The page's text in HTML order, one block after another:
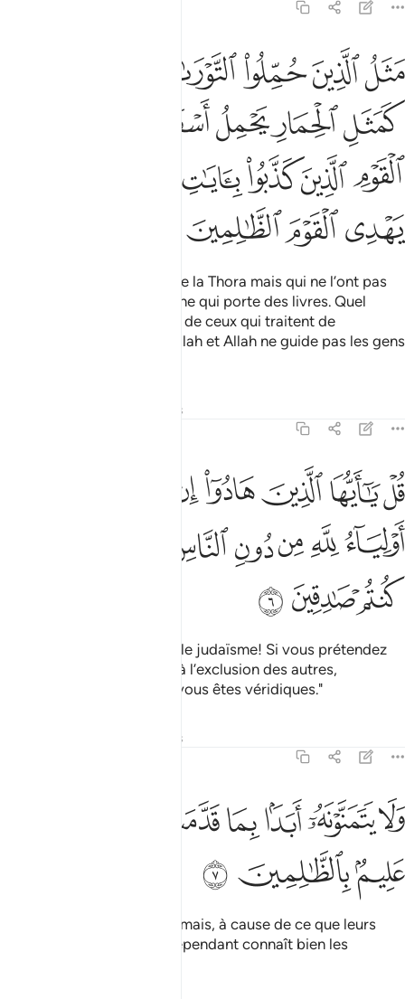
مثل الذين حملوا التوراة ثم لم يحملوها كمثل الحمار يحمل اسفارا بيس
مَثَلُ ٱلَّذِينَ حُمِّلُوا۟ ٱلتَّوْرَىٰةَ ثُمَّ لَمْ يَحْمِلُوهَا كَمَثَلِ ٱلْحِمَارِ
ﱺﱻﱼﱽ
ﲁﲂﲃﲄﲅ
ﲈﲉﲊﲋ
ﲐﲑﲒ
Ceux qui ont été chargés de la Thora mais qui ne l’ont pas
appliquée sont pareils à l’âne qui porte des livres. Quel
mauvais exemple que celui de ceux qui traitent de
mensonges les versets d’Allah et Allah ne guide pas les gens
Réflexions
قل يا ايها الذين هادوا ان زعمتم انكم اولياء لله من دون الناس فتمنوا
قُلْ يَـٰٓأَيُّهَا ٱلَّذِينَ هَادُوٓا۟ إِن زَعَمْتُمْ أَنَّكُمْ أَوْلِيَآءُ لِلَّهِ مِن دُونِ ٱلنَّاسِ
ﲔﲕﲖﲗﲘ
ﲛﲜﲝﲞﲟ
ﲣﲤﲥ
Dis : "Ô vous qui pratiquez le judaïsme! Si vous prétendez
être les bien aimés d’Allah à l’exclusion des autres,
souhaitez donc la mort, si vous êtes véridiques."
Réflexions
ولا يتمنونه ابدا بما قدمت ايديهم والله عليم بالظالمين ٧
وَلَا يَتَمَنَّوْنَهُۥٓ أَبَدًۢا بِمَا قَدَّمَتْ أَيْدِيهِمْ ۚ وَٱللَّهُ عَلِيمٌۢ بِٱلظَّـٰلِمِينَ ٧
ﲦﲧﲨﲩﲪ
ﲮﲯ ﲰ
Or, ils ne la souhaiteront jamais, à cause de ce que leurs
mains ont préparé. Allah cependant connaît bien les